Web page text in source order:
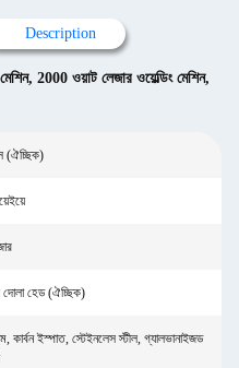
Description
, 2000 ওয়াট লেজার ওয়েল্ডিং মেশিন,
(ঐচ্ছিক)
হেড (ঐচ্ছিক)
কার্বন ইস্পাত, স্টেইনলেস স্টীল, গ্যালভানাইজড